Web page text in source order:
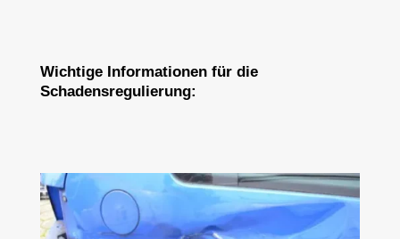
Wichtige Informationen für die
Schadensregulierung: